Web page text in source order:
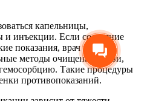
капельницы,
и инъекции. Если состояние
показания, врач может
методы очищения крови,
Такие процедуры
противопоказаний.